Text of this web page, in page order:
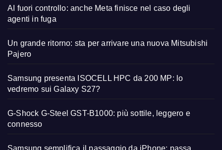
AI fuori controllo: anche Meta finisce nel caso degli
agenti in fuga
Un grande ritorno: sta per arrivare una nuova Mitsubishi
Pajero
Samsung presenta ISOCELL HPC da 200 MP: lo
vedremo sui Galaxy S27?
G-Shock G-Steel GST-B1000: più sottile, leggero e
connesso
Samsung semplifica il passaggio da iPhone: passa